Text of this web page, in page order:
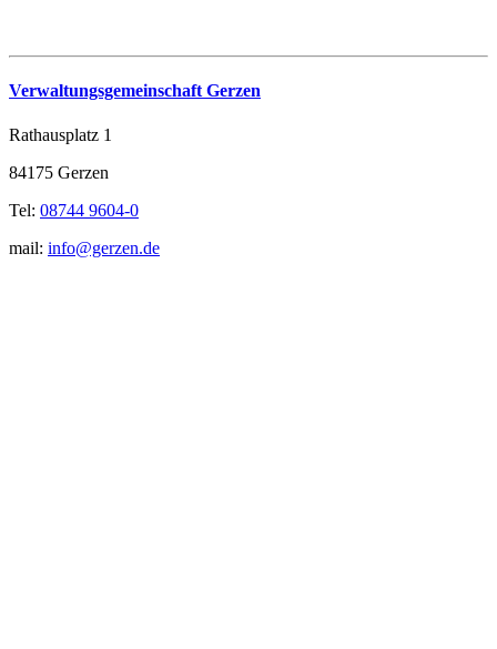
Verwaltungsgemeinschaft Gerzen
Rathausplatz 1
84175 Gerzen
Tel: 08744 9604-0
mail: info@gerzen.de